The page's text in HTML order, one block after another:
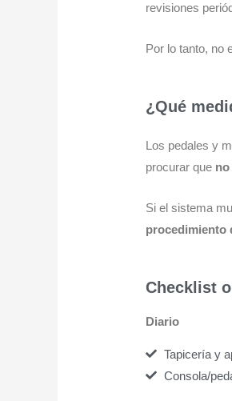
revisiones
Por lo tanto, no
¿Qué
Los pedales y
procurar que
Si el sistema
procedimiento
Checklist
Diario
Tapicería y
Consola/